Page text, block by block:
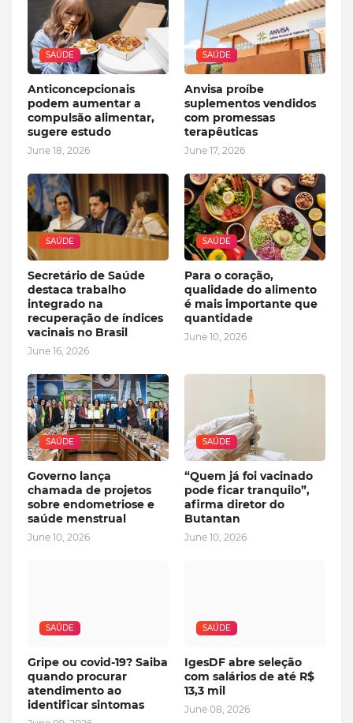
SAÚDE
Anticoncepcionais
podem aumentar a
compulsão alimentar,
sugere estudo
June 18, 2026
SAÚDE
Anvisa proíbe
suplementos vendidos
com promessas
terapêuticas
June 17, 2026
SAÚDE
Secretário de Saúde
destaca trabalho
integrado na
recuperação de índices
vacinais no Brasil
June 16, 2026
SAÚDE
Para o coração,
qualidade do alimento
é mais importante que
quantidade
June 10, 2026
SAÚDE
Governo lança
chamada de projetos
sobre endometriose e
saúde menstrual
June 10, 2026
SAÚDE
“Quem já foi vacinado
pode ficar tranquilo”,
afirma diretor do
Butantan
June 10, 2026
SAÚDE
Gripe ou covid-19? Saiba
quando procurar
atendimento ao
identificar sintomas
SAÚDE
IgesDF abre seleção
com salários de até R$
13,3 mil
June 08, 2026